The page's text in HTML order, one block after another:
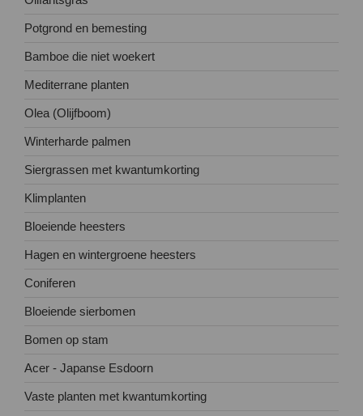
Potgrond en bemesting
Bamboe die niet woekert
Mediterrane planten
Olea (Olijfboom)
Winterharde palmen
Siergrassen met kwantumkorting
Klimplanten
Bloeiende heesters
Hagen en wintergroene heesters
Coniferen
Bloeiende sierbomen
Bomen op stam
Acer - Japanse Esdoorn
Vaste planten met kwantumkorting